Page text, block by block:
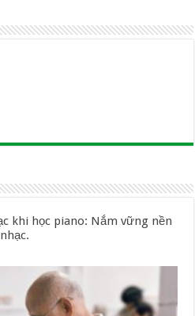
khi học piano: Nắm vững nền